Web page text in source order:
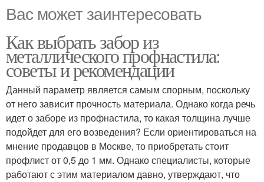
Вас может заинтересовать
Как выбрать забор из
металлического профнастила:
советы и рекомендации
Данный параметр является самым спорным, поскольку
от него зависит прочность материала. Однако когда речь
идет о заборе из профнастила, то какая толщина лучше
подойдет для его возведения? Если ориентироваться на
мнение продавцов в Москве, то приобретать стоит
профлист от 0,5 до 1 мм. Однако специалисты, которые
работают с этим материалом давно, утверждают, что